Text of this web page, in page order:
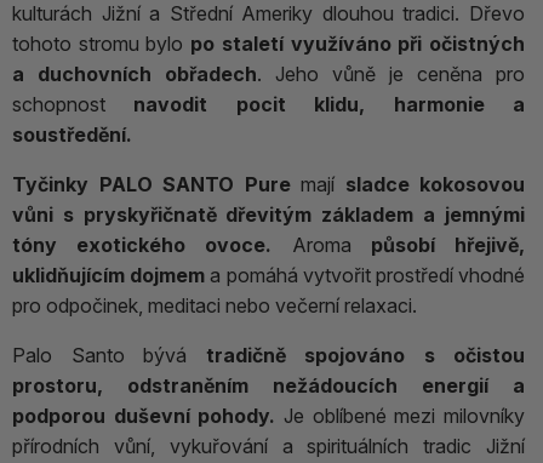
kulturách Jižní a Střední Ameriky dlouhou tradici. Dřevo
tohoto stromu bylo po staletí využíváno při očistných
a duchovních obřadech. Jeho vůně je ceněna pro
schopnost navodit pocit klidu, harmonie a
soustředění.
Tyčinky PALO SANTO Puremají sladce kokosovou
vůni s pryskyřičnatě dřevitým základem a jemnými
tóny exotického ovoce. Aroma působí hřejivě,
uklidňujícím dojmem a pomáhá vytvořit prostředí vhodné
pro odpočinek, meditaci nebo večerní relaxaci.
Palo Santo bývá tradičně spojováno s očistou
prostoru, odstraněním nežádoucích energií a
podporou duševní pohody. Je oblíbené mezi milovníky
přírodních vůní, vykuřování a spirituálních tradic Jižní